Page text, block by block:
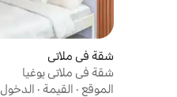
شقة في ملاتي
شقة في ملاتي يوغيا
الموقع · القيمة · الدخول